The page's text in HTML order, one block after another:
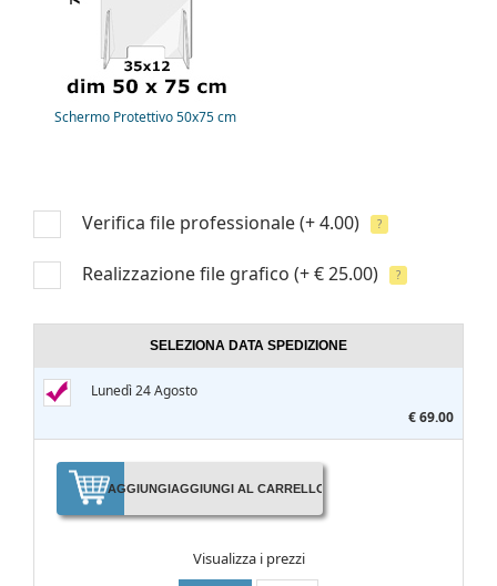
Schermo Protettivo 50x75 cm
Verifica file professionale(+ 4.00) ?
Realizzazione file grafico (+ € 25.00) ?
SELEZIONA DATA SPEDIZIONE
Lunedì 24 Agosto
€ 69.00
AGGIUNGIAGGIUNGI AL CARRELLO
Visualizza i prezzi